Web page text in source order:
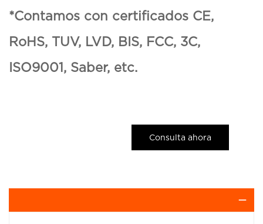
*Contamos con certificados CE,
RoHS, TUV, LVD, BIS, FCC, 3C,
ISO9001, Saber, etc.
Consulta ahora